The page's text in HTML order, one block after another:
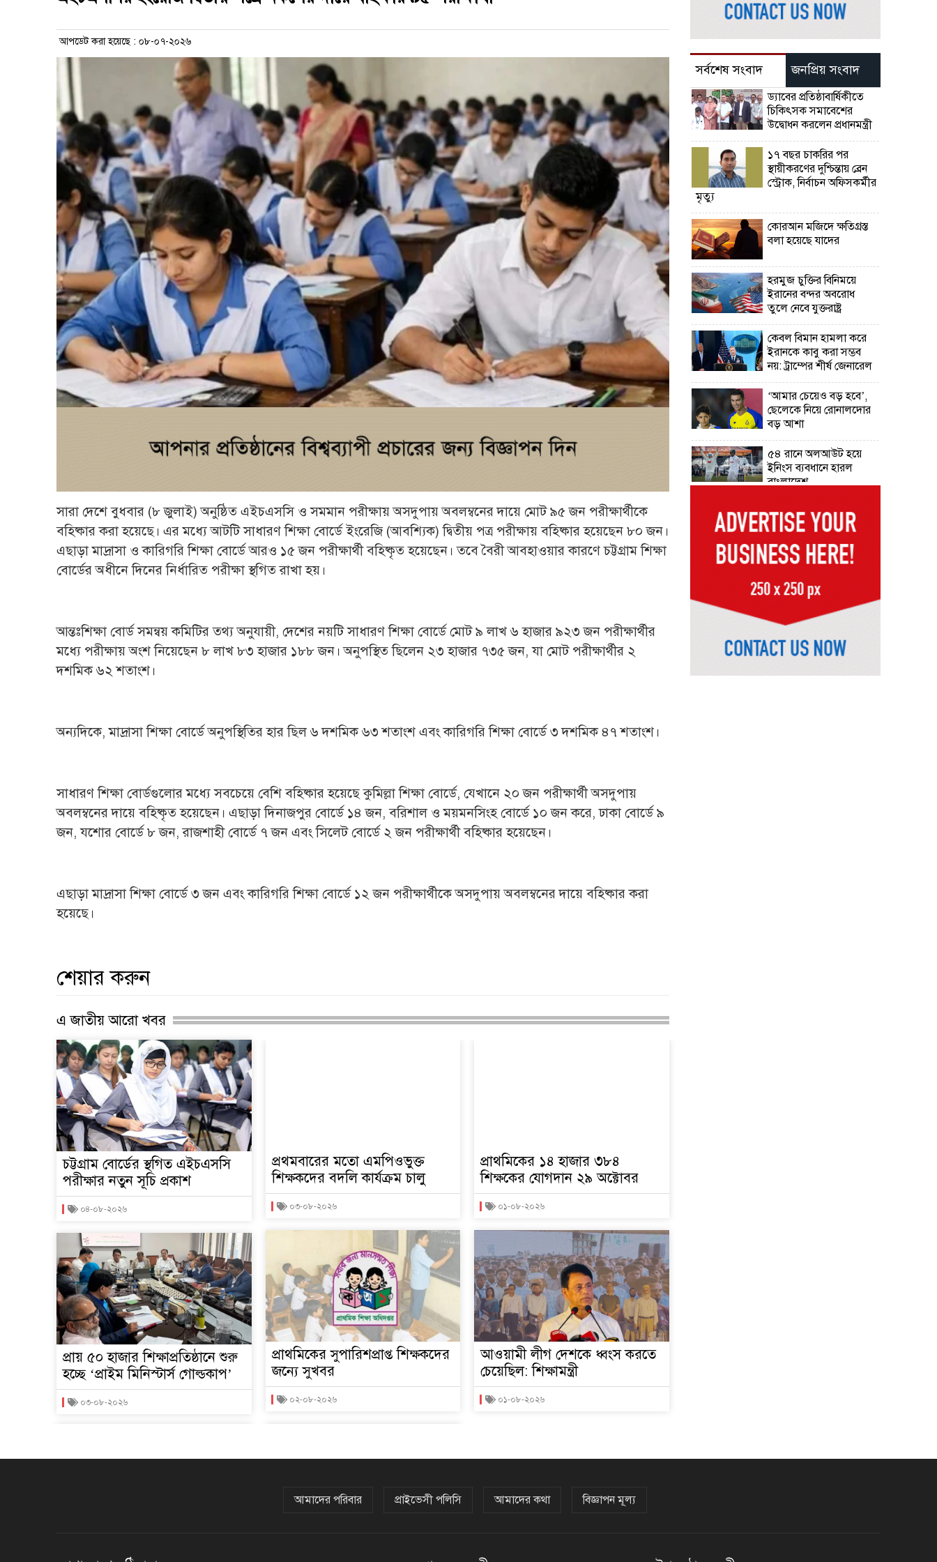
আপডেট করা হয়েছে : ০৮-০৭-২০২৬
সারা দেশে বুধবার (৮ জুলাই) অনুষ্ঠিত এইচএসসি ও সমমান পরীক্ষায় অসদুপায় অবলম্বনের দায়ে মোট ৯৫ জন পরীক্ষার্থীকে
বহিষ্কার করা হয়েছে। এর মধ্যে আটটি সাধারণ শিক্ষা বোর্ডে ইংরেজি (আবশ্যিক) দ্বিতীয় পত্র পরীক্ষায় বহিষ্কার হয়েছেন ৮০ জন।
এছাড়া মাদ্রাসা ও কারিগরি শিক্ষা বোর্ডে আরও ১৫ জন পরীক্ষার্থী বহিষ্কৃত হয়েছেন। তবে বৈরী আবহাওয়ার কারণে চট্টগ্রাম শিক্ষা
বোর্ডের অধীনে দিনের নির্ধারিত পরীক্ষা স্থগিত রাখা হয়।
আন্তঃশিক্ষা বোর্ড সমন্বয় কমিটির তথ্য অনুযায়ী, দেশের নয়টি সাধারণ শিক্ষা বোর্ডে মোট ৯ লাখ ৬ হাজার ৯২৩ জন পরীক্ষার্থীর
মধ্যে পরীক্ষায় অংশ নিয়েছেন ৮ লাখ ৮৩ হাজার ১৮৮ জন। অনুপস্থিত ছিলেন ২৩ হাজার ৭৩৫ জন, যা মোট পরীক্ষার্থীর ২
দশমিক ৬২ শতাংশ।
অন্যদিকে, মাদ্রাসা শিক্ষা বোর্ডে অনুপস্থিতির হার ছিল ৬ দশমিক ৬৩ শতাংশ এবং কারিগরি শিক্ষা বোর্ডে ৩ দশমিক ৪৭ শতাংশ।
সাধারণ শিক্ষা বোর্ডগুলোর মধ্যে সবচেয়ে বেশি বহিষ্কার হয়েছে কুমিল্লা শিক্ষা বোর্ডে, যেখানে ২০ জন পরীক্ষার্থী অসদুপায়
অবলম্বনের দায়ে বহিষ্কৃত হয়েছেন। এছাড়া দিনাজপুর বোর্ডে ১৪ জন, বরিশাল ও ময়মনসিংহ বোর্ডে ১০ জন করে, ঢাকা বোর্ডে ৯
জন, যশোর বোর্ডে ৮ জন, রাজশাহী বোর্ডে ৭ জন এবং সিলেট বোর্ডে ২ জন পরীক্ষার্থী বহিষ্কার হয়েছেন।
এছাড়া মাদ্রাসা শিক্ষা বোর্ডে ৩ জন এবং কারিগরি শিক্ষা বোর্ডে ১২ জন পরীক্ষার্থীকে অসদুপায় অবলম্বনের দায়ে বহিষ্কার করা
হয়েছে।
শেয়ার করুন
এ জাতীয় আরো খবর
চট্টগ্রাম বোর্ডের স্থগিত এইচএসসি
পরীক্ষার নতুন সূচি প্রকাশ
০৪-০৮-২০২৬
প্রায় ৫০ হাজার শিক্ষাপ্রতিষ্ঠানে শুরু
হচ্ছে ‘প্রাইম মিনিস্টার্স গোল্ডকাপ’
০৩-০৮-২০২৬
প্রথমবারের মতো এমপিওভুক্ত
শিক্ষকদের বদলি কার্যক্রম চালু
০৩-০৮-২০২৬
প্রাথমিকের সুপারিশপ্রাপ্ত শিক্ষকদের
জন্যে সুখবর
০২-০৮-২০২৬
প্রাথমিকের ১৪ হাজার ৩৮৪
শিক্ষকের যোগদান ২৯ অক্টোবর
০১-০৮-২০২৬
আওয়ামী লীগ দেশকে ধ্বংস করতে
চেয়েছিল: শিক্ষামন্ত্রী
০১-০৮-২০২৬
সর্বশেষ সংবাদ জনপ্রিয় সংবাদ
ড্যাবের প্রতিষ্ঠাবার্ষিকীতে
চিকিৎসক সমাবেশের
উদ্বোধন করলেন প্রধানমন্ত্রী
১৭ বছর চাকরির পর
স্থায়ীকরণের দুশ্চিন্তায় ব্রেন
স্ট্রোক, নির্বাচন অফিসকর্মীর
মৃত্যু
কোরআন মজিদে ক্ষতিগ্রস্ত
বলা হয়েছে যাদের
হরমুজ চুক্তির বিনিময়ে
ইরানের বন্দর অবরোধ
তুলে নেবে যুক্তরাষ্ট্র
কেবল বিমান হামলা করে
ইরানকে কাবু করা সম্ভব
নয়: ট্রাম্পের শীর্ষ জেনারেল
‘আমার চেয়েও বড় হবে’,
ছেলেকে নিয়ে রোনালদোর
বড় আশা
৫৪ রানে অলআউট হয়ে
ইনিংস ব্যবধানে হারল
বাংলাদেশ
‘জেন-জি’ই ‘দেশের
চালিকা শক্তি’, আগের
রনৌতের
প্রাক্তনের স্মৃতিতে গভীর
রাতে ঘুম উধাও? জেনে
নিন মুক্তির উপায়
দেশের আট জেলায়
বজ্রবৃষ্টির আশঙ্কা, ছয়
অঞ্চলে হতে পারে ভারী
আমাদের পরিবার প্রাইভেসী পলিসি আমাদের কথা বিজ্ঞাপন মূল্য